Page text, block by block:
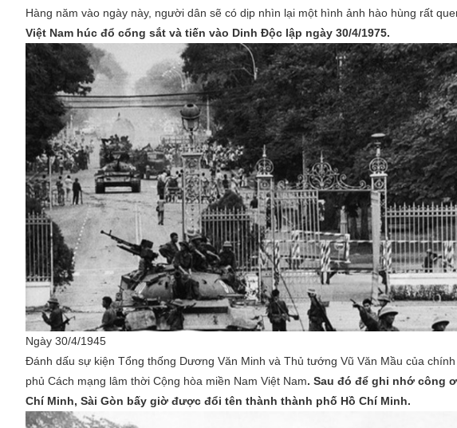
Hàng năm vào ngày này, người dân sẽ có dịp nhìn lại một hình ảnh hào hùng rất
Việt Nam húc đổ cổng sắt và tiến vào Dinh Độc lập ngày 30/4/1975.
Ngày 30/4/1945
Đánh dấu sự kiện Tổng thống Dương Văn Minh và Thủ tướng Vũ Văn Mầu của
phủ Cách mạng lâm thời Cộng hòa miền Nam Việt Nam. Sau đó để ghi nhớ công
Chí Minh, Sài Gòn bấy giờ được đổi tên thành thành phố Hồ Chí Minh.